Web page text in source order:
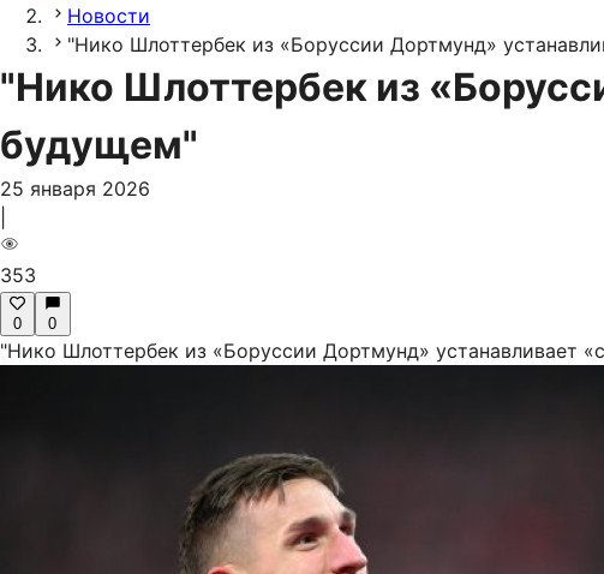
Новости
"Нико Шлоттербек из «Боруссии Дортмунд»
"Нико Шлоттербек из
будущем"
25 января 2026
353
0 0
"Нико Шлоттербек из «Боруссии Дортмунд» устанавливает